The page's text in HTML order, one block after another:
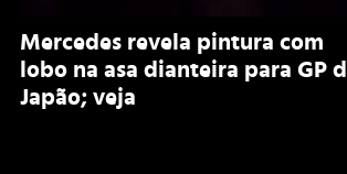
Mercedes revela pintura com
lobo na asa dianteira para GP
Japão; veja